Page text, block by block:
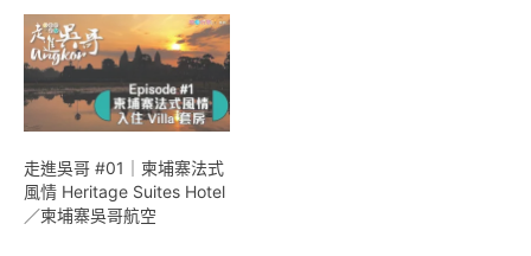
走進吳哥 #01｜柬埔寨法式
風情 Heritage Suites Hotel
／柬埔寨吳哥航空